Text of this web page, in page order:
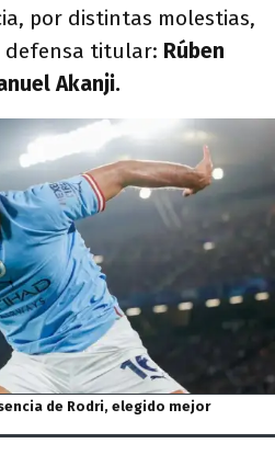
por distintas molestias,
defensa titular: Rúben
Akanji.
de Rodri, elegido mejor